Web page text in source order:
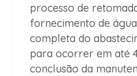
processo de
fornecimento de
completa do
para ocorrer em até
conclusão da